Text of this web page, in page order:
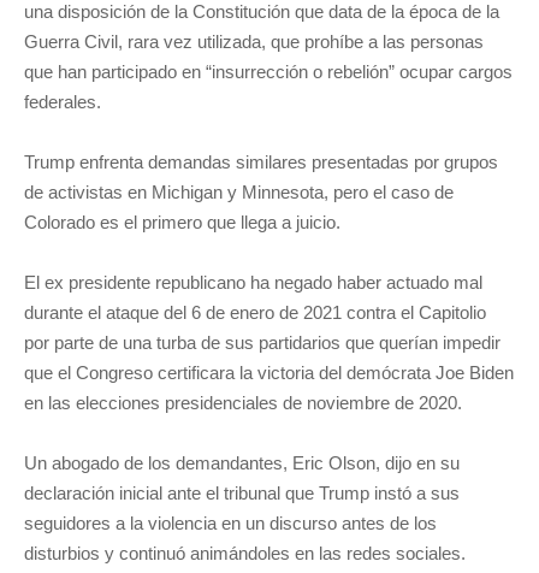
una disposición de la Constitución que data de la época de la
Guerra Civil, rara vez utilizada, que prohíbe a las personas
que han participado en “insurrección o rebelión” ocupar cargos
federales.
Trump enfrenta demandas similares presentadas por grupos
de activistas en Michigan y Minnesota, pero el caso de
Colorado es el primero que llega a juicio.
El ex presidente republicano ha negado haber actuado mal
durante el ataque del 6 de enero de 2021 contra el Capitolio
por parte de una turba de sus partidarios que querían impedir
que el Congreso certificara la victoria del demócrata Joe Biden
en las elecciones presidenciales de noviembre de 2020.
Un abogado de los demandantes, Eric Olson, dijo en su
declaración inicial ante el tribunal que Trump instó a sus
seguidores a la violencia en un discurso antes de los
disturbios y continuó animándoles en las redes sociales.